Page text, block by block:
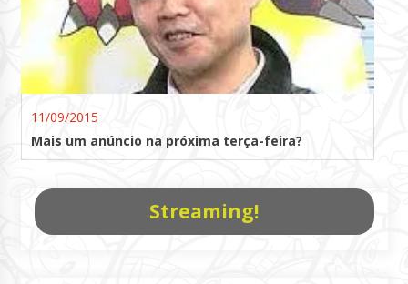
11/09/2015
Mais um anúncio na próxima terça-feira?
Streaming!